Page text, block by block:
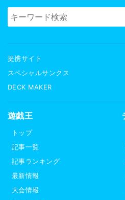
提携サイト
スペシャルサンクス
DECK MAKER
遊戯王
トップ
記事一覧
記事ランキング
最新情報
大会情報